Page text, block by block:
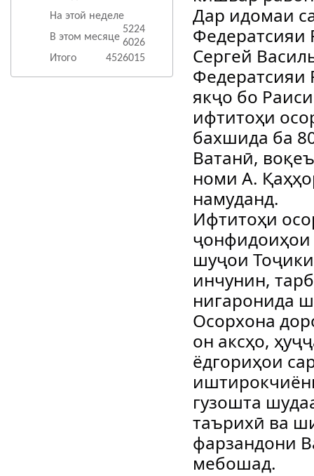
На этой неделе
5224
В этом месяце 6026
Итого
4526015
Дар идомаи
Федератсияи
Сергей
Федератсияи
якҷо бо
ифтитоҳи
бахшида ба
Ватанӣ,
номи А.
намуданд.
Ифтитоҳи
ҷонфидоиҳои
шуҷои
инчунин,
нигаронида
Осорхона
он аксҳо,
ёдгориҳои
гузошта
таърихӣ ва
фарзандони
мебошад.